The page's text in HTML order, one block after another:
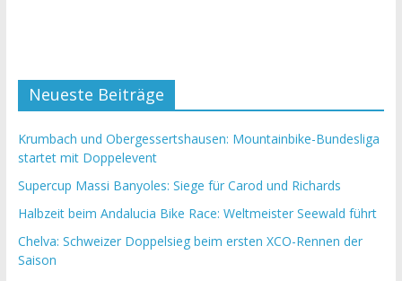
Neueste Beiträge
Krumbach und Obergessertshausen: Mountainbike-Bundesliga
startet mit Doppelevent
Supercup Massi Banyoles: Siege für Carod und Richards
Halbzeit beim Andalucia Bike Race: Weltmeister Seewald führt
Chelva: Schweizer Doppelsieg beim ersten XCO-Rennen der
Saison